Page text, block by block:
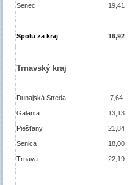
Senec 19,41
Spolu za kraj 16,92
Trnavský kraj
Dunajská Streda 7,64
Galanta 13,13
Piešťany 21,84
Senica 18,00
Trnava 22,19